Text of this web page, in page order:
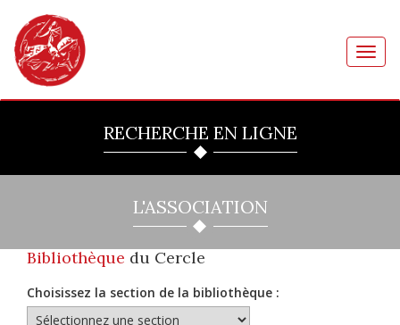
RECHERCHE EN LIGNE
L'ASSOCIATION
Bibliothèque du Cercle
Choisissez la section de la bibliothèque :